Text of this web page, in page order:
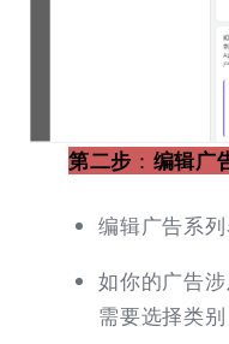
第二步 ： 编辑广
编辑广告系
如你的广告
需要选择类